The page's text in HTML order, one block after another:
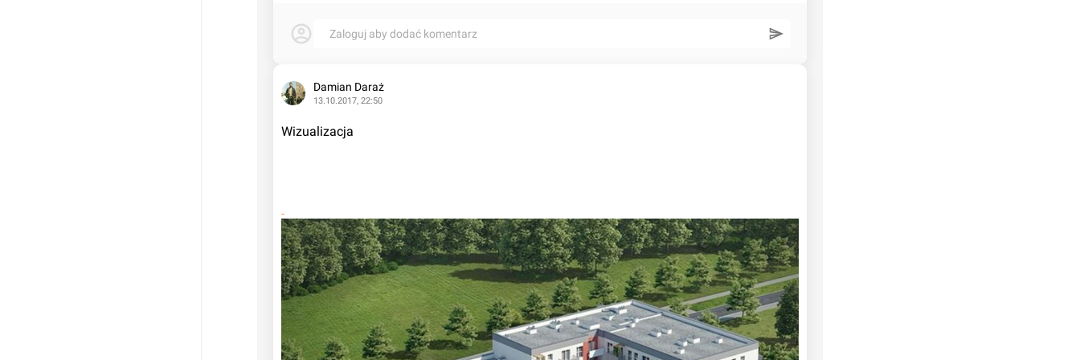
Zaloguj aby dodać komentarz
Damian Daraż
13.10.2017, 22:50
Wizualizacja